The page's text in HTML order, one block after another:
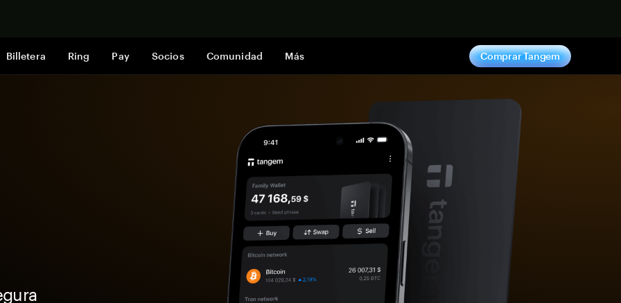
Billetera Ring Pay Socios Comunidad Más Comprar Tangem